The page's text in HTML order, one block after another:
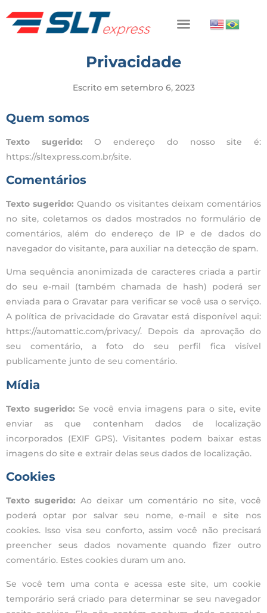
Privacidade
Escrito em setembro 6, 2023
Quem somos
Texto sugerido:O endereço do nosso site é:
https://sltexpress.com.br/site.
Comentários
Texto sugerido:Quando os visitantes deixam comentários
no site, coletamos os dados mostrados no formulário de
comentários, além do endereço de IP e de dados do
navegador do visitante, para auxiliar na detecção de spam.
Uma sequência anonimizada de caracteres criada a partir
do seu e-mail (também chamada de hash) poderá ser
enviada para o Gravatar para verificar se você usa o serviço.
A política de privacidade do Gravatar está disponível aqui:
https://automattic.com/privacy/. Depois da aprovação do
seu comentário, a foto do seu perfil fica visível
publicamente junto de seu comentário.
Mídia
Texto sugerido:Se você envia imagens para o site, evite
enviar as que contenham dados de localização
incorporados (EXIF GPS). Visitantes podem baixar estas
imagens do site e extrair delas seus dados de localização.
Cookies
Texto sugerido:Ao deixar um comentário no site, você
poderá optar por salvar seu nome, e-mail e site nos
cookies. Isso visa seu conforto, assim você não precisará
preencher seus dados novamente quando fizer outro
comentário. Estes cookies duram um ano.
Se você tem uma conta e acessa este site, um cookie
temporário será criado para determinar se seu navegador